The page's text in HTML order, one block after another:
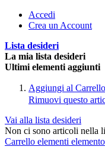
Accedi
Crea un Account
Lista desideri
La mia lista desideri
Ultimi elementi aggiunti
Aggiungi al Carrello
Rimuovi questo
Vai alla lista desideri
Non ci sono articoli nella
Carrello elementi elemento